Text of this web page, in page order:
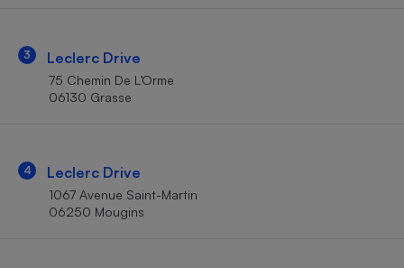
3 Leclerc Drive
75 Chemin De L’Orme
06130 Grasse
4 Leclerc Drive
1067 Avenue Saint-Martin
06250 Mougins